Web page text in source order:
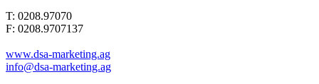
T: 0208.97070
F: 0208.9707137
www.dsa-marketing.ag
info@dsa-marketing.ag